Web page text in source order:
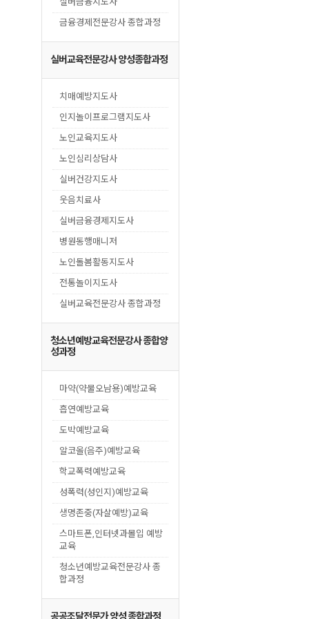
금융경제전문강사 종합과정
실버교육전문강사 양성종합과정
치매예방지도사
인지놀이프로그램지도사
노인교육지도사
노인심리상담사
실버건강지도사
웃음치료사
실버금융경제지도사
병원동행매니저
노인돌봄활동지도사
전통놀이지도사
실버교육전문강사 종합과정
청소년예방교육전문강사 종합양
성과정
마약(약물오남용)예방교육
흡연예방교육
도박예방교육
알코올(음주)예방교육
학교폭력예방교육
성폭력(성인지)예방교육
생명존중(자살예방)교육
스마트폰,인터넷과몰입 예방
교육
청소년예방교육전문강사 종
합과정